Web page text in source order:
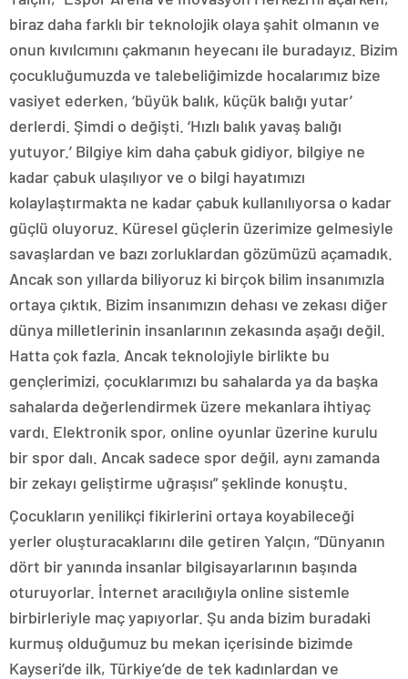
biraz daha farklı bir teknolojik olaya şahit olmanın ve
onun kıvılcımını çakmanın heyecanı ile buradayız. Bizim
çocukluğumuzda ve talebeliğimizde hocalarımız bize
vasiyet ederken, ‘büyük balık, küçük balığı yutar’
derlerdi. Şimdi o değişti. ‘Hızlı balık yavaş balığı
yutuyor.’ Bilgiye kim daha çabuk gidiyor, bilgiye ne
kadar çabuk ulaşılıyor ve o bilgi hayatımızı
kolaylaştırmakta ne kadar çabuk kullanılıyorsa o kadar
güçlü oluyoruz. Küresel güçlerin üzerimize gelmesiyle
savaşlardan ve bazı zorluklardan gözümüzü açamadık.
Ancak son yıllarda biliyoruz ki birçok bilim insanımızla
ortaya çıktık. Bizim insanımızın dehası ve zekası diğer
dünya milletlerinin insanlarının zekasında aşağı değil.
Hatta çok fazla. Ancak teknolojiyle birlikte bu
gençlerimizi, çocuklarımızı bu sahalarda ya da başka
sahalarda değerlendirmek üzere mekanlara ihtiyaç
vardı. Elektronik spor, online oyunlar üzerine kurulu
bir spor dalı. Ancak sadece spor değil, aynı zamanda
bir zekayı geliştirme uğraşısı” şeklinde konuştu.
Çocukların yenilikçi fikirlerini ortaya koyabileceği
yerler oluşturacaklarını dile getiren Yalçın, “Dünyanın
dört bir yanında insanlar bilgisayarlarının başında
oturuyorlar. İnternet aracılığıyla online sistemle
birbirleriyle maç yapıyorlar. Şu anda bizim buradaki
kurmuş olduğumuz bu mekan içerisinde bizimde
Kayseri’de ilk, Türkiye’de de tek kadınlardan ve